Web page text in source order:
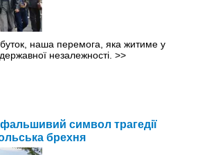
наша перемога, яка житиме у
незалежності. >>
символ трагедії
брехня